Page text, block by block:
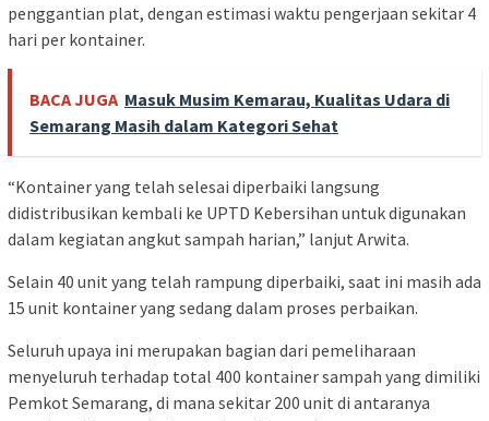
penggantian plat, dengan estimasi waktu pengerjaan sekitar 4
hari per kontainer.
BACA JUGA Masuk Musim Kemarau, Kualitas Udara di
Semarang Masih dalam Kategori Sehat
“Kontainer yang telah selesai diperbaiki langsung
didistribusikan kembali ke UPTD Kebersihan untuk digunakan
dalam kegiatan angkut sampah harian,” lanjut Arwita.
Selain 40 unit yang telah rampung diperbaiki, saat ini masih ada
15 unit kontainer yang sedang dalam proses perbaikan.
Seluruh upaya ini merupakan bagian dari pemeliharaan
menyeluruh terhadap total 400 kontainer sampah yang dimiliki
Pemkot Semarang, di mana sekitar 200 unit di antaranya